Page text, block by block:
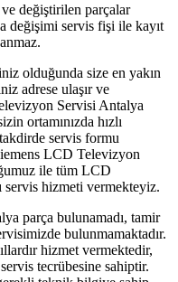
değiştirilen parçalar
değişimi servis fişi ile kayıt
olduğunda size en yakın
adrese ulaşır ve
Servisi Antalya
ortamınızda hızlı
servis formu
LCD Televizyon
ile tüm LCD
servis hizmeti vermekteyiz.
parça bulunamadı, tamir
bulunmamaktadır.
hizmet vermektedir,
tecrübesine sahiptir.